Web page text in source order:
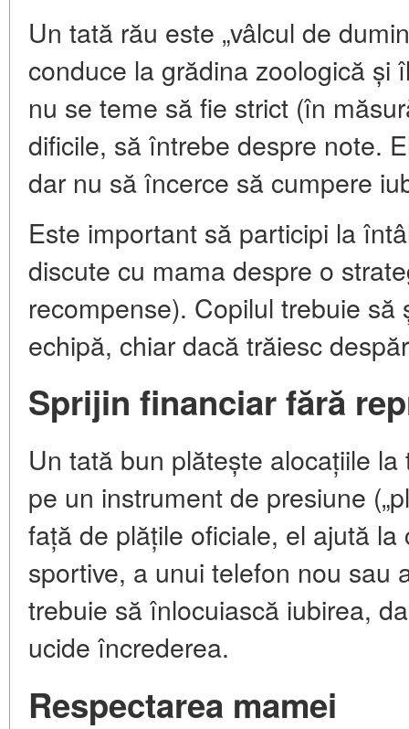
Un tată rău este „vâlcul de
conduce la grădina zoologică și
nu se teme să fie strict (în
dificile, să întrebe despre note.
dar nu să încerce să cumpere
Este important să participi la
discute cu mama despre o
recompense). Copilul trebuie
echipă, chiar dacă trăiesc
Sprijin financiar fără
Un tată bun plătește alocațiile
pe un instrument de presiune
față de plățile oficiale, el ajută
sportive, a unui telefon nou sau
trebuie să înlocuiască iubirea,
ucide încrederea.
Respectarea mamei